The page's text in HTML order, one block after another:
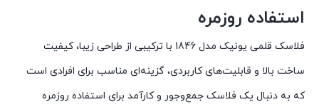
استفاده روزمره
فلاسک قلمی یونیک مدل 1846 با ترکیبی از طراحی زیبا،کیفیت
ساخت بالا و قابلیت‌هایکاربردی، گزینه‌ای مناسب برای افرادی است
که به دنبال یک فلاسک جمع‌وجور وکارآمد برای استفاده روزمره